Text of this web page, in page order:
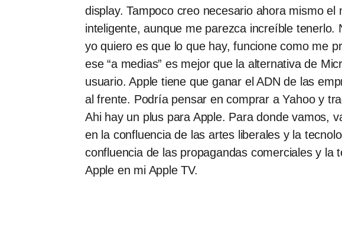
display. Tampoco creo necesario ahora mismo
inteligente, aunque me parezca increíble
yo quiero es que lo que hay, funcione como me
ese “a medias” es mejor que la alternativa de
usuario. Apple tiene que ganar el ADN de las
al frente. Podría pensar en comprar a Yahoo y
Ahi hay un plus para Apple. Para donde vamos,
en la confluencia de las artes liberales y la
confluencia de las propagandas comerciales y
Apple en mi Apple TV.